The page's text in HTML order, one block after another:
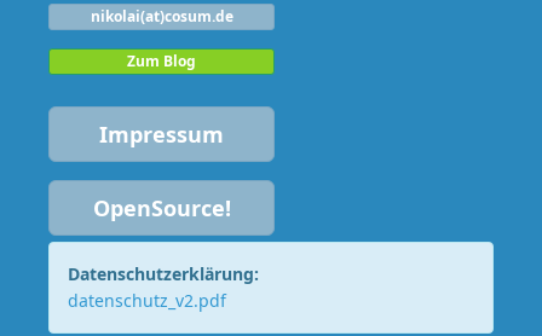
nikolai(at)cosum.de
Zum Blog
Impressum
OpenSource!
Datenschutzerklärung:
datenschutz_v2.pdf